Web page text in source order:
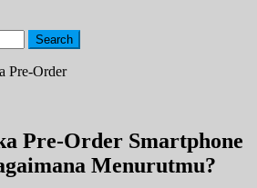
Pre-Order Smartphone
Menurutmu?